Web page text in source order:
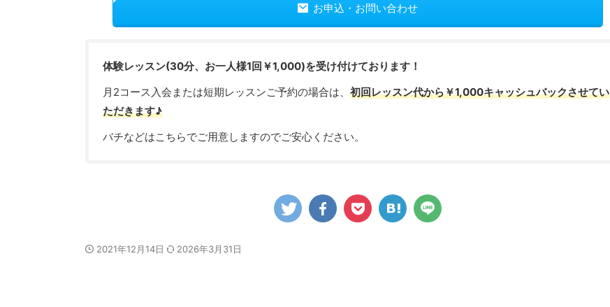
お申込・お問い合わせ
体験レッスン(30分、お一人様1回￥1,000)を受け付けております！
月2コース入会または短期レッスンご予約の場合は、 初回レッスン代から￥1,000キャッシュバックさせてい
ただきます♪
バチなどはこちらでご用意しますのでご安心ください。
2021年12月14日 2026年3月31日